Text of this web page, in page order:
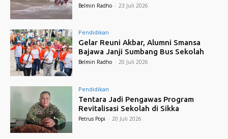
Belmin Radho - 23 Juli 2026
Pendidikan
Gelar Reuni Akbar, Alumni Smansa
Bajawa Janji Sumbang Bus Sekolah
Belmin Radho - 20 Juli 2026
Pendidikan
Tentara Jadi Pengawas Program
Revitalisasi Sekolah di Sikka
Petrus Popi - 20 Juli 2026